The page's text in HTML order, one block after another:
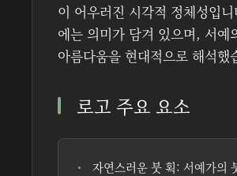
이 어우러진 시각적 정체성입
에는 의미가 담겨 있으며, 서예
아름다움을 현대적으로 해석했
로고 주요 요소
자연스러운 붓 획: 서예가의